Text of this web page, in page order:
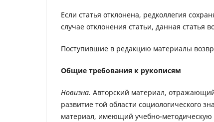
Если статья отклонена, редколлегия
случае отклонения статьи, данная статья
Поступившие в редакцию материалы
Общие требования к рукописям
Новизна. Авторский материал,
развитие той области социологического
материал, имеющий учебно-